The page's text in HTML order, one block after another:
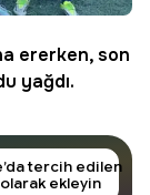
ererken, son
yağdı.
tercih edilen
ekleyin